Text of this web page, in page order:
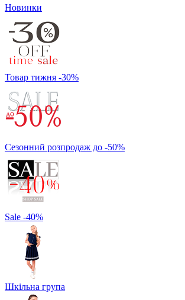
Новинки
Товар тижня -30%
Сезонний розпродаж до -50%
Sale -40%
Шкільна група